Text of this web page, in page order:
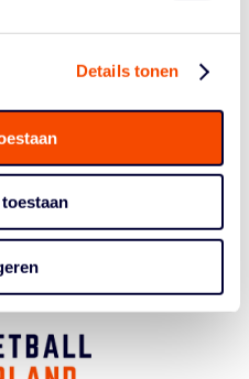
Details tonen
zeggen dat de ploegen
zijn. Er zijn al ruim
wedstrijd, dus het belooft
te worden.
19.30 uur